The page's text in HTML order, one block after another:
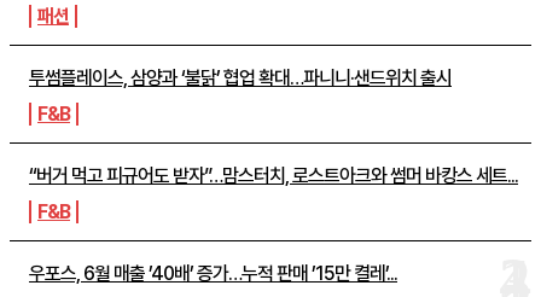
패션
투썸플레이스, 삼양과 ‘불닭’ 협업 확대…파니니·샌드위치 출시
F&B
“버거 먹고 피규어도 받자”…맘스터치, 로스트아크와 썸머 바캉스 세트...
F&B
우포스, 6월 매출 ’40배’ 증가…누적 판매 ’15만 켤레’...